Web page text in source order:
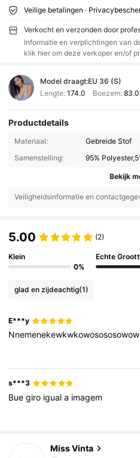
Veilige betalingen ·
Verkocht en verzonden door
Informatie en verplichtingen van
klik hier om deze verkoper en/of
Model draagt:EU 36 (S)
Lengte: 174.0 Boezem:83.0
Productdetails
Materiaal:
Gebreide Stof
Samenstelling:
95%
Bekijk
Veiligheidsinformatie en
5.00 (2)
Klein
0%
Echte
glad en zijdeachtig(1)
E***y
s***3
Buegiro iguala imagem
Miss Vinta
4.85
13K Volgers
a***9 betaalde
1 dag